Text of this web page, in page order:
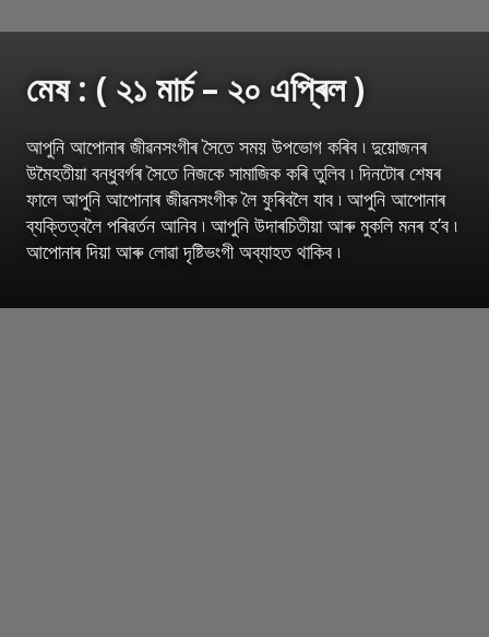
মেষ : ( ২১ মাৰ্চ – ২০ এপ্ৰিল )
আপুনি আপোনাৰ জীৱনসংগীৰ সৈতে সময় উপভোগ কৰিব ৷ দুয়োজনৰ
উমৈহতীয়া বন্ধুবৰ্গৰ সৈতে নিজকে সামাজিক কৰি তুলিব ৷ দিনটোৰ শেষৰ
ফালে আপুনি আপোনাৰ জীৱনসংগীক লৈ ফুৰিবলৈ যাব ৷ আপুনি আপোনাৰ
ব্যক্তিত্বলৈ পৰিৱৰ্তন আনিব ৷ আপুনি উদাৰচিতীয়া আৰু মুকলি মনৰ হ’ব ৷
আপোনাৰ দিয়া আৰু লোৱা দৃষ্টিভংগী অব্যাহত থাকিব ৷